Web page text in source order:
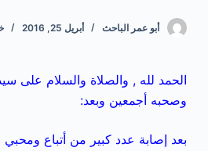
أبو عمر الباحث أبريل 25, 2016
الحمد لله , والصلاة والسلام على
وصحبه أجمعين وبعد:
بعد إصابة عدد كبير من أتباع